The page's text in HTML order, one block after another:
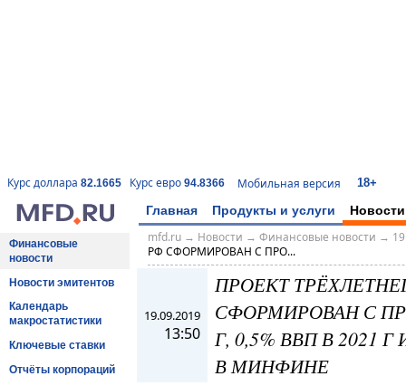
Курс доллара 82.1665 Курс евро 94.8366 Мобильная версия 18+
Главная Продукты и услуги Новости
Финансовые
новости
Новости эмитентов
Календарь
макростатистики
Ключевые ставки
Отчёты корпораций
mfd.ru→ Новости → Финансовые новости →
РФ СФОРМИРОВАН С ПРО...
19.09.2019
13:50
ПРОЕКТ
СФОРМИРОВАН С
Г, 0,5% ВВП В 2021
В МИНФИНЕ